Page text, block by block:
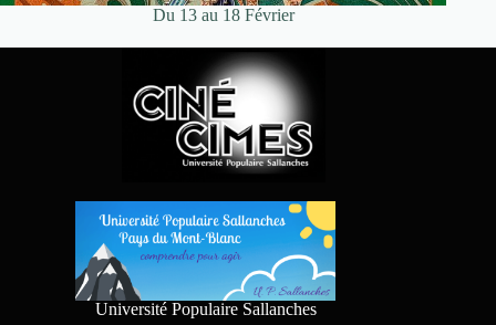
Du 13 au 18 Février
Université Populaire Sallanches